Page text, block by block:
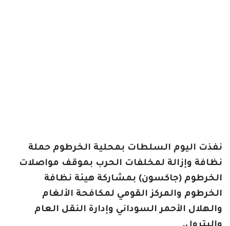
نفذت اليوم السلطات بمحلية الخرطوم حملة
نظافة وإزالة لمخلفات الحرب بموقف مواصلات
الخرطوم (جاكسون) بمشاركة هيئة نظافة
الخرطوم والمركز القومي لمكافحة الألغام
والهلال الأحمر السوداني وإدارة النقل العام